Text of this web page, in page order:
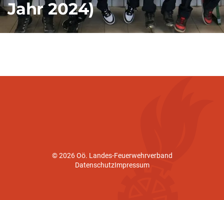
Jahr 2024)
© 2026 Oö. Landes-Feuerwehrverband
DatenschutzImpressum